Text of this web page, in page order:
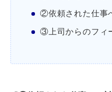
②依頼された仕事
③上司からのフィ